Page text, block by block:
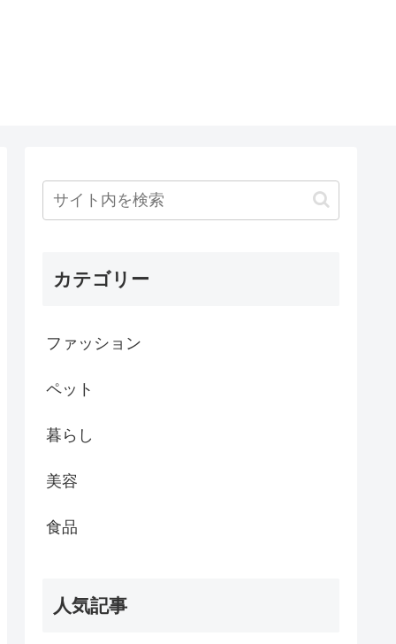
カテゴリー
ファッション
ペット
暮らし
美容
食品
人気記事